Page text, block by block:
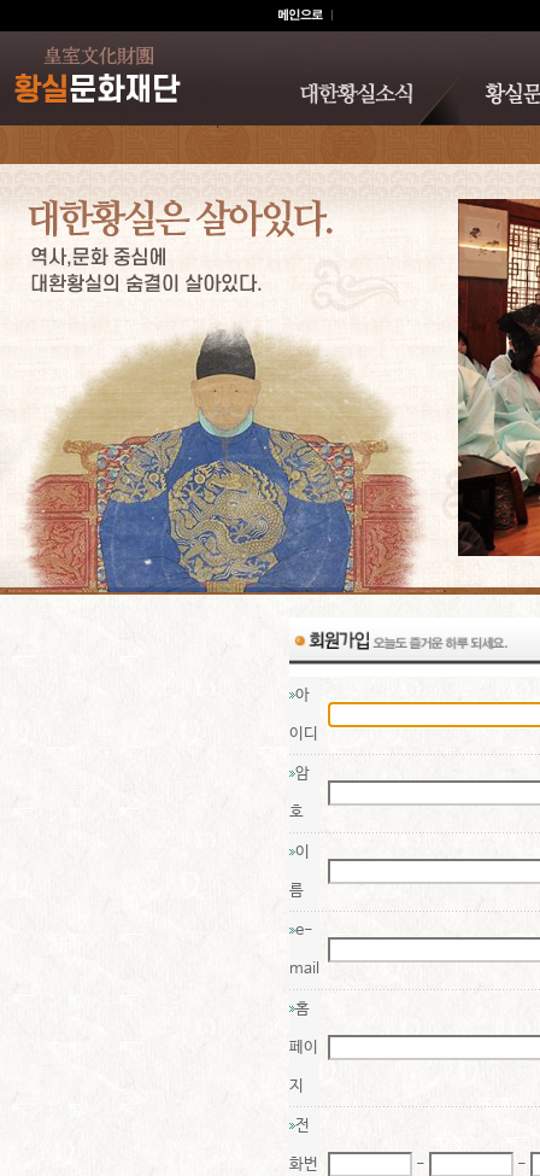
아
이디
암
호
이
름
e-
mail
홈
페이
지
전
화번 - -